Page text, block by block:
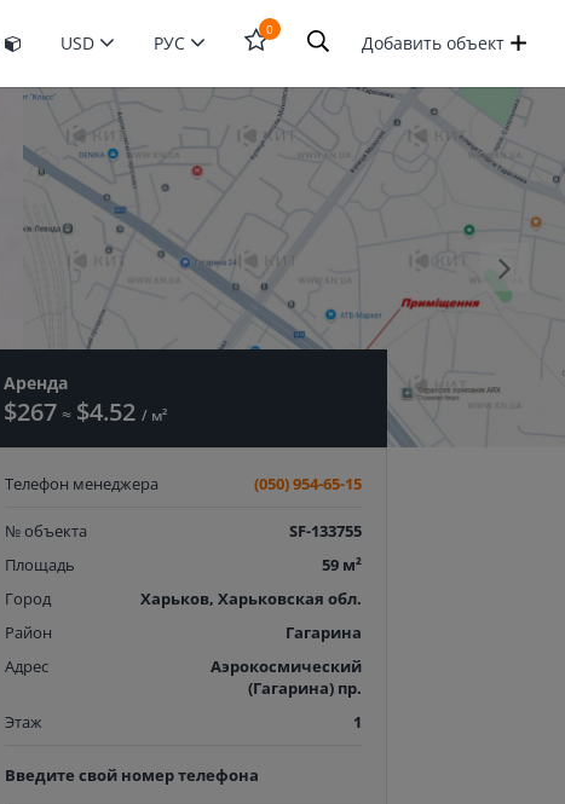
USD РУС
0
ОткрытьДобавить объект
Аренда
$267 ≈ $4.52/ м²
Телефон менеджера (050) 954-65-15
№ объекта
SF-133755
Площадь
59 м²
Город
Харьков, Харьковская обл.
Район
Гагарина
Адрес
Аэрокосмический
(Гагарина) пр.
Этаж
1
Введите свой номер телефона